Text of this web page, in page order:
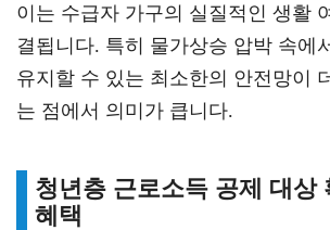
이는 수급자 가구의 실질적인 생활
결됩니다. 특히 물가상승 압박 속에
유지할 수 있는 최소한의 안전망이
는 점에서 의미가 큽니다.
청년층 근로소득 공제 대상
혜택